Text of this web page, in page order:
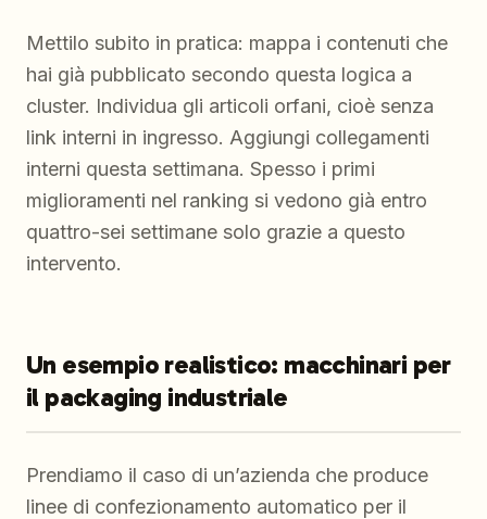
Mettilo subito in pratica: mappa i contenuti che
hai già pubblicato secondo questa logica a
cluster. Individua gli articoli orfani, cioè senza
link interni in ingresso. Aggiungi collegamenti
interni questa settimana. Spesso i primi
miglioramenti nel ranking si vedono già entro
quattro-sei settimane solo grazie a questo
intervento.
Un esempio realistico: macchinari per
il packaging industriale
Prendiamo il caso di un’azienda che produce
linee di confezionamento automatico per il